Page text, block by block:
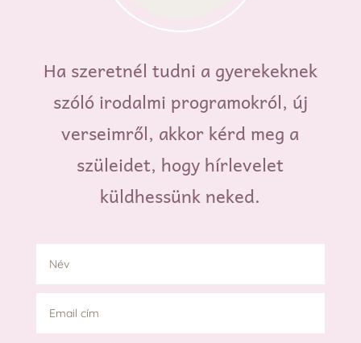
Ha szeretnél tudni a gyerekeknek
szóló irodalmi programokról, új
verseimről, akkor kérd meg a
szüleidet, hogy hírlevelet
küldhessünk neked.